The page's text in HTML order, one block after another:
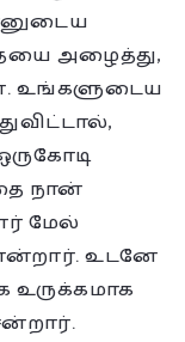
அழைத்து,
உங்களுடைய
நான்
மேல்
உடனே
உருக்கமாக